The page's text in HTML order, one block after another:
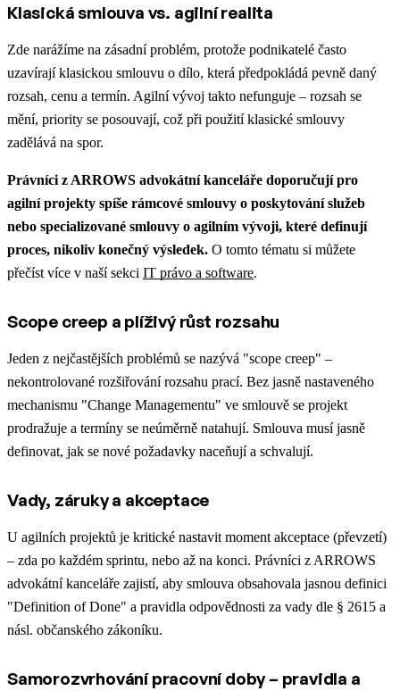
Klasická smlouva vs. agilní realita
Zde narážíme na zásadní problém, protože podnikatelé často
uzavírají klasickou smlouvu o dílo, která předpokládá pevně daný
rozsah, cenu a termín. Agilní vývoj takto nefunguje – rozsah se
mění, priority se posouvají, což při použití klasické smlouvy
zadělává na spor.
Právníci z ARROWS advokátní kanceláře doporučují pro
agilní projekty spíše rámcové smlouvy o poskytování služeb
nebo specializované smlouvy o agilním vývoji, které definují
proces, nikoliv konečný výsledek. O tomto tématu si můžete
přečíst více v naší sekci IT právo a software.
Scope creep a plíživý růst rozsahu
Jeden z nejčastějších problémů se nazývá "scope creep" –
nekontrolované rozšiřování rozsahu prací. Bez jasně nastaveného
mechanismu "Change Managementu" ve smlouvě se projekt
prodražuje a termíny se neúměrně natahují. Smlouva musí jasně
definovat, jak se nové požadavky naceňují a schvalují.
Vady, záruky a akceptace
U agilních projektů je kritické nastavit moment akceptace (převzetí)
– zda po každém sprintu, nebo až na konci. Právníci z ARROWS
advokátní kanceláře zajistí, aby smlouva obsahovala jasnou definici
"Definition of Done" a pravidla odpovědnosti za vady dle § 2615 a
násl. občanského zákoníku.
Samorozvrhování pracovní doby – pravidla a